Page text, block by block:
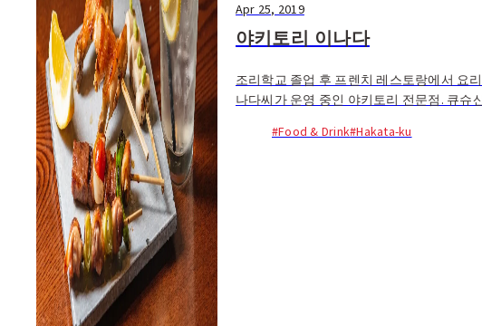
Apr 25, 2019
야키토리 이나다
조리학교 졸업 후 프렌치 레스토랑에서 요
나다씨가 운영 중인 야키토리 전문점. 큐슈
#Food & Drink#Hakata-ku